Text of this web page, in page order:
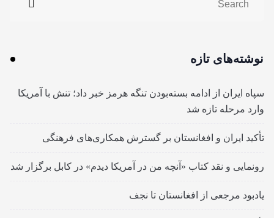
نوشته‌های تازه
سپاه ایران از ادامه بسته‌بودن تنگه هرمز خبر داد؛ تنش با آمریکا
وارد مرحله تازه شد
تأکید ایران و افغانستان بر گسترش همکاری‌های فرهنگی
رونمایی و نقد کتاب «آنچه من در آمریکا دیدم» در کابل برگزار شد
یادبود مرجعی از افغانستان تا نجف